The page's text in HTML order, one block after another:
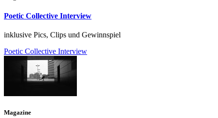
Poetic Collective Interview
inklusive Pics, Clips und Gewinnspiel
Poetic Collective Interview
Magazine